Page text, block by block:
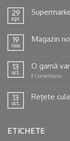
29
apr.
19
nov.
Magazin
13
oct.
O gamă
1 Comentariu
13
oct.
Rețete
ETICHETE